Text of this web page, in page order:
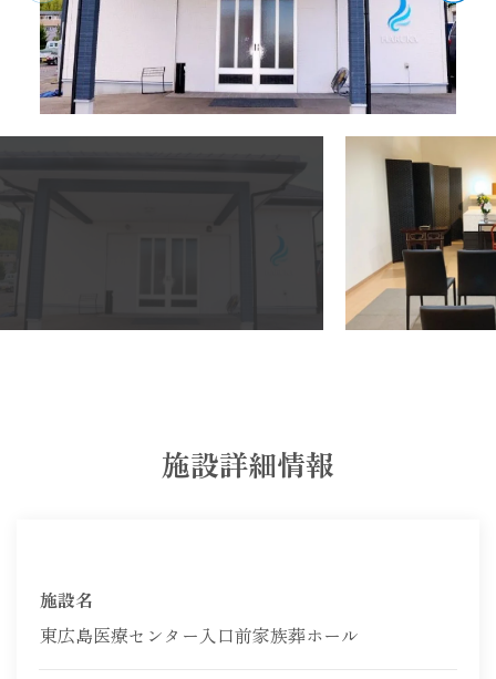
施設詳細情報
施設名
東広島医療センター入口前家族葬ホール